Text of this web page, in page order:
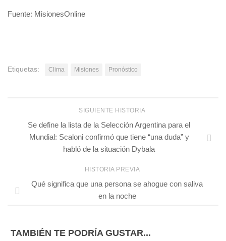
Fuente: MisionesOnline
Etiquetas: Clima Misiones Pronóstico
SIGUIENTE HISTORIA
Se define la lista de la Selección Argentina para el
Mundial: Scaloni confirmó que tiene “una duda” y
habló de la situación Dybala
HISTORIA PREVIA
Qué significa que una persona se ahogue con saliva
en la noche
TAMBIÉN TE PODRÍA GUSTAR...